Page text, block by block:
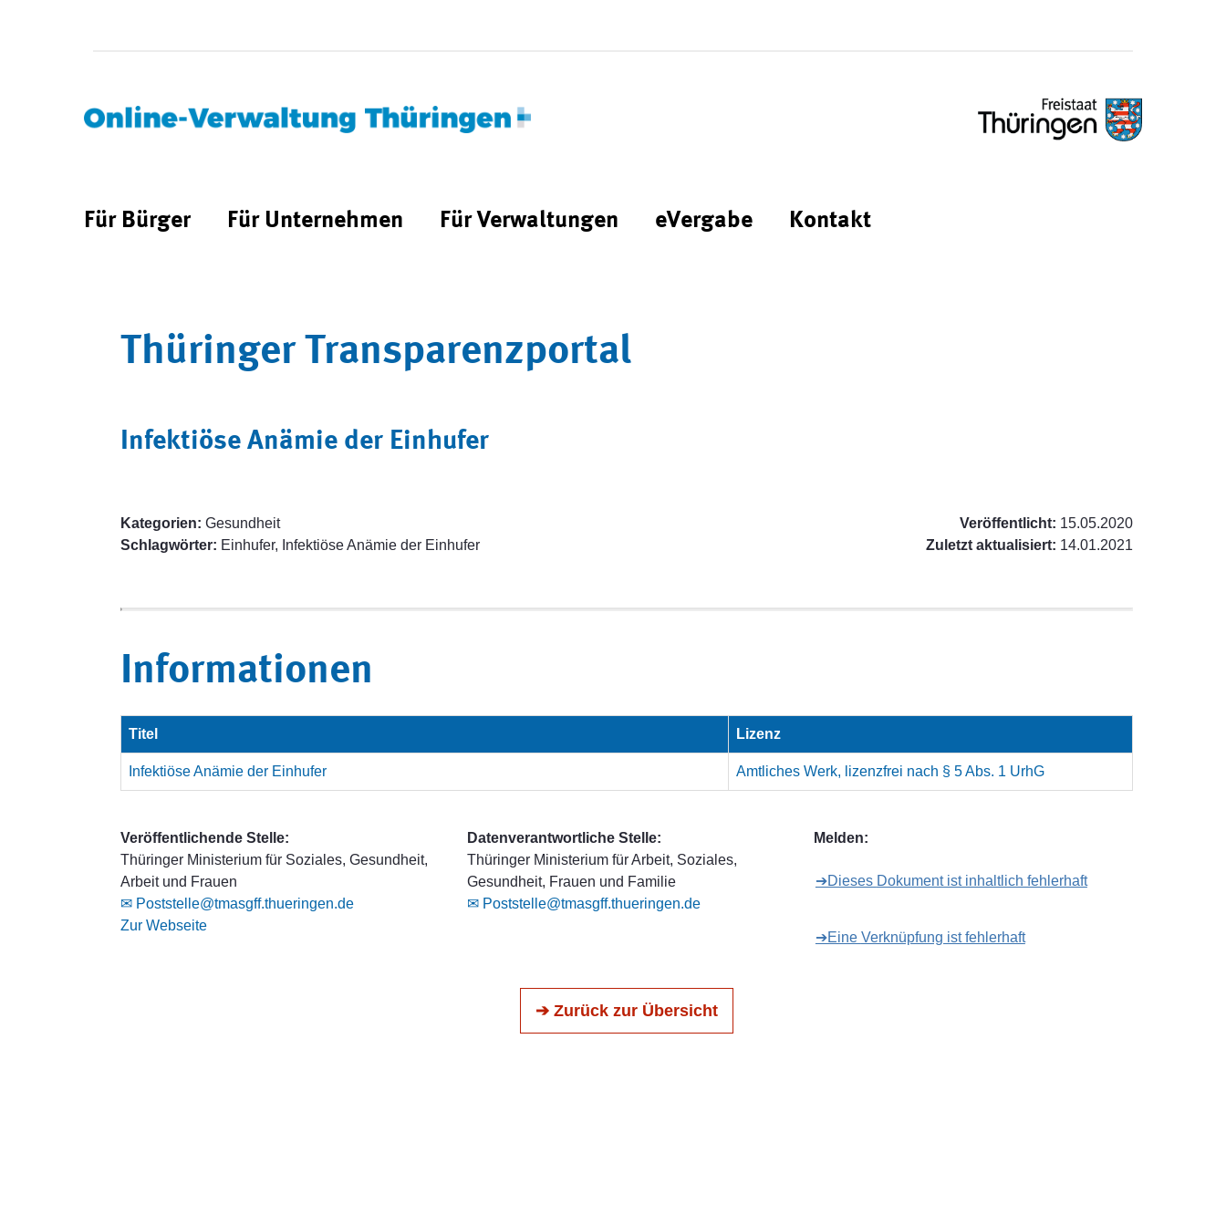
Für Bürger Für Unternehmen Für Verwaltungen eVergabe Kontakt
Thüringer Transparenzportal
Infektiöse Anämie der Einhufer
Kategorien: Gesundheit
Schlagwörter: Einhufer, Infektiöse Anämie der Einhufer
Veröffentlicht: 15.05.2020
Zuletzt aktualisiert: 14.01.2021
Informationen
Titel Lizenz
Infektiöse Anämie der Einhufer Amtliches Werk, lizenzfrei nach § 5 Abs. 1 UrhG
Veröffentlichende Stelle:
Thüringer Ministerium für Soziales, Gesundheit,
Arbeit und Frauen
✉ Poststelle@tmasgff.thueringen.de
Zur Webseite
Datenverantwortliche Stelle:
Thüringer Ministerium für Arbeit, Soziales,
Gesundheit, Frauen und Familie
✉ Poststelle@tmasgff.thueringen.de
Melden:
➔Dieses Dokument ist inhaltlich fehlerhaft
➔Eine Verknüpfung ist fehlerhaft
➔ Zurück zur Übersicht